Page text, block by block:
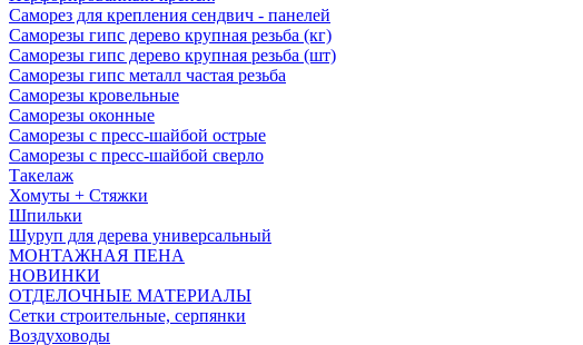
Саморез для крепления сендвич - панелей
Саморезы гипс дерево крупная резьба (кг)
Саморезы гипс дерево крупная резьба (шт)
Саморезы гипс металл частая резьба
Саморезы кровельные
Саморезы оконные
Саморезы с пресс-шайбой острые
Саморезы с пресс-шайбой сверло
Такелаж
Хомуты + Стяжки
Шпильки
Шуруп для дерева универсальный
МОНТАЖНАЯ ПЕНА
НОВИНКИ
ОТДЕЛОЧНЫЕ МАТЕРИАЛЫ
Сетки строительные, серпянки
Воздуховоды